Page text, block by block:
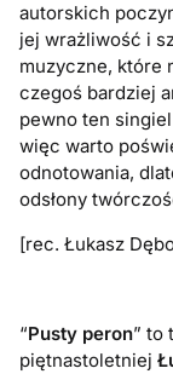
autorskich
jej wrażliwość i
muzyczne, które
czegoś bardziej
pewno ten
więc warto
odnotowania,
odsłony
[rec. Łukasz
“Pusty peron” to
piętnastoletniej